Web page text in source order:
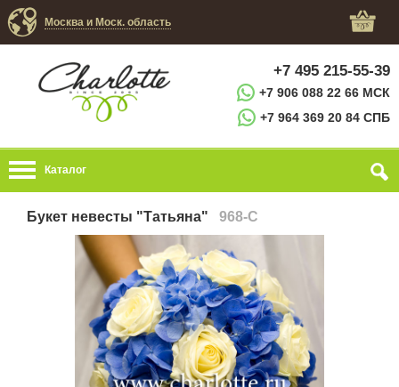
Москва и Моск. область
+7 495 215-55-39
+7 906 088 22 66 МСК
+7 964 369 20 84 СПБ
Каталог
Букет невесты "Татьяна" 968-C